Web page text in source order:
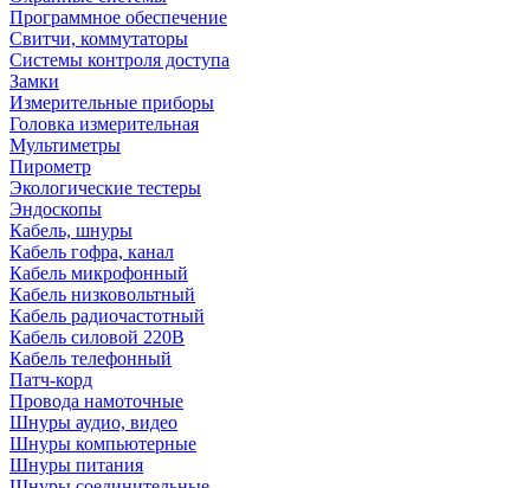
Программное обеспечение
Свитчи, коммутаторы
Системы контроля доступа
Замки
Измерительные приборы
Головка измерительная
Мультиметры
Пирометр
Экологические тестеры
Эндоскопы
Кабель, шнуры
Кабель гофра, канал
Кабель микрофонный
Кабель низковольтный
Кабель радиочастотный
Кабель силовой 220В
Кабель телефонный
Патч-корд
Провода намоточные
Шнуры аудио, видео
Шнуры компьютерные
Шнуры питания